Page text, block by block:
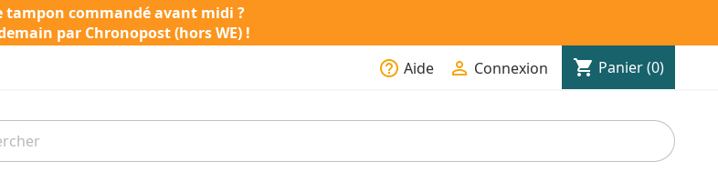
tampon commandé avant midi ?
par Chronopost (hors WE) !
help_outline Aide  Connexion shopping_cart Panier(0)